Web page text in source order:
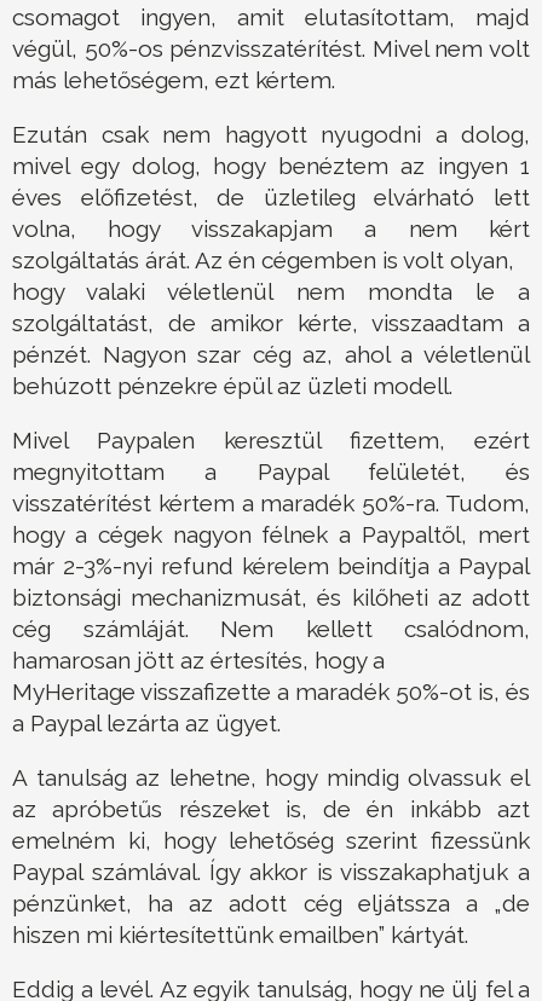
csomagot ingyen, amit elutasítottam, majd
végül, 50%-os pénzvisszatérítést. Mivel nem volt
más lehetőségem, ezt kértem.
Ezután csak nem hagyott nyugodni a dolog,
mivel egy dolog, hogy benéztem az ingyen 1
éves előfizetést, de üzletileg elvárható lett
volna, hogy visszakapjam a nem kért
szolgáltatás árát. Az én cégemben is volt olyan,
hogy valaki véletlenül nem mondta le a
szolgáltatást, de amikor kérte, visszaadtam a
pénzét. Nagyon szar cég az, ahol a véletlenül
behúzott pénzekre épül az üzleti modell.
Mivel Paypalen keresztül fizettem, ezért
megnyitottam a Paypal felületét, és
visszatérítést kértem a maradék 50%-ra. Tudom,
hogy a cégek nagyon félnek a Paypaltől, mert
már 2-3%-nyi refund kérelem beindítja a Paypal
biztonsági mechanizmusát, és kilőheti az adott
cég számláját. Nem kellett csalódnom,
hamarosan jött az értesítés, hogy a
MyHeritage visszafizette a maradék 50%-ot is, és
a Paypal lezárta az ügyet.
A tanulság az lehetne, hogy mindig olvassuk el
az apróbetűs részeket is, de én inkább azt
emelném ki, hogy lehetőség szerint fizessünk
Paypal számlával. Így akkor is visszakaphatjuk a
pénzünket, ha az adott cég eljátssza a „de
hiszen mi kiértesítettünk emailben” kártyát.
Eddig a levél. Az egyik tanulság, hogy ne ülj fel a